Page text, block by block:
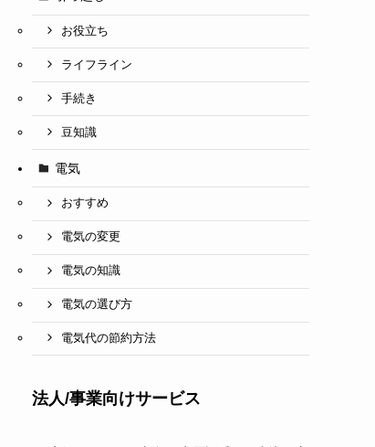
お役立ち
ライフライン
手続き
豆知識
電気
おすすめ
電気の変更
電気の知識
電気の選び方
電気代の節約方法
法人/事業向けサービス